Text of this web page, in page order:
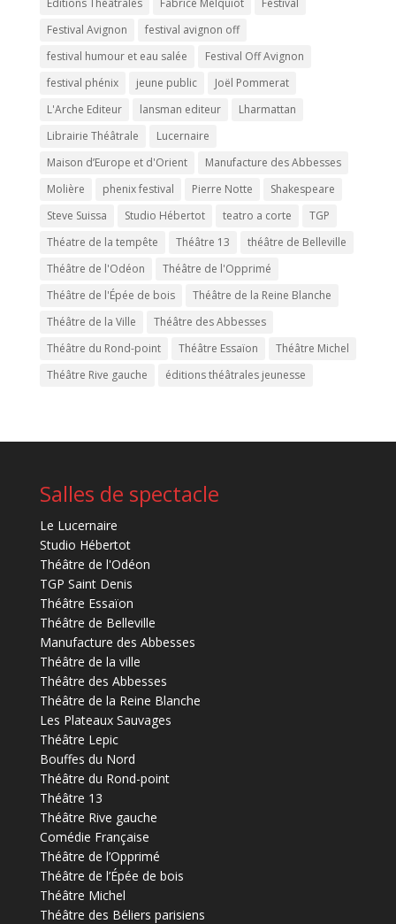
Editions Théâtrales Fabrice Melquiot
Festival
Festival Avignon
festival avignon off
festival humour et eau salée
Festival Off Avignon
festival phénix
jeune public
Joël Pommerat
L'Arche Editeur
lansman editeur
Lharmattan
Librairie Théâtrale
Lucernaire
Maison d’Europe et d'Orient
Manufacture des Abbesses
Molière
phenix festival Pierre Notte
Shakespeare
Steve Suissa
Studio Hébertot teatro a corte
TGP
Théatre de la tempête
Théâtre 13
théâtre de Belleville
Théâtre de l'Odéon
Théâtre de l'Opprimé
Théâtre de l'Épée de bois
Théâtre de la Reine Blanche
Théâtre de la Ville
Théâtre des Abbesses
Théâtre du Rond-point
Théâtre Essaïon
Théâtre Michel
Théâtre Rive gauche
éditions théâtrales jeunesse
Salles de spectacle
Le Lucernaire
Studio Hébertot
Théâtre de l'Odéon
TGP Saint Denis
Théâtre Essaïon
Théâtre de Belleville
Manufacture des Abbesses
Théâtre de la ville
Théâtre des Abbesses
Théâtre de la Reine Blanche
Les Plateaux Sauvages
Théâtre Lepic
Bouffes du Nord
Théâtre du Rond-point
Théâtre 13
Théâtre Rive gauche
Comédie Française
Théâtre de l’Opprimé
Théâtre de l’Épée de bois
Théâtre Michel
Théâtre des Béliers parisiens